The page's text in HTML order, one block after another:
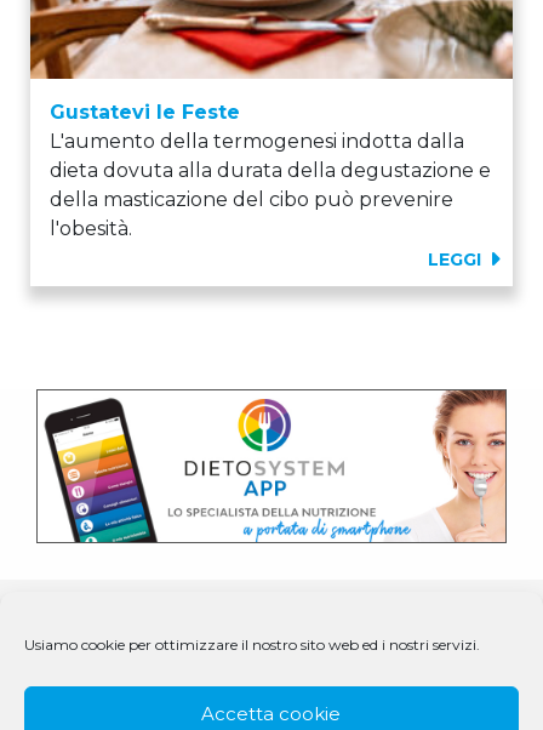
Usiamo cookie per ottimizzare il nostro sito web ed i nostri servizi.
Accetta cookie
Gustatevi le Feste
L'aumento della termogenesi indotta dalla
dieta dovuta alla durata della degustazione e
della masticazione del cibo può prevenire
l'obesità.
LEGGI